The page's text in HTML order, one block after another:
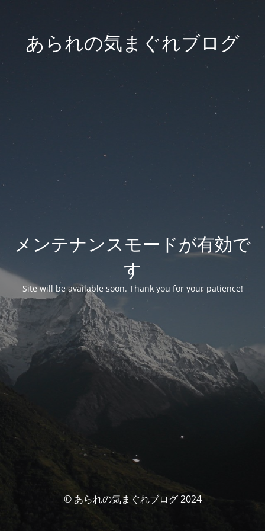
あられの気まぐれブログ
メンテナンスモードが有効で
す
Site will be available soon. Thank you for your patience!
© あられの気まぐれブログ 2024